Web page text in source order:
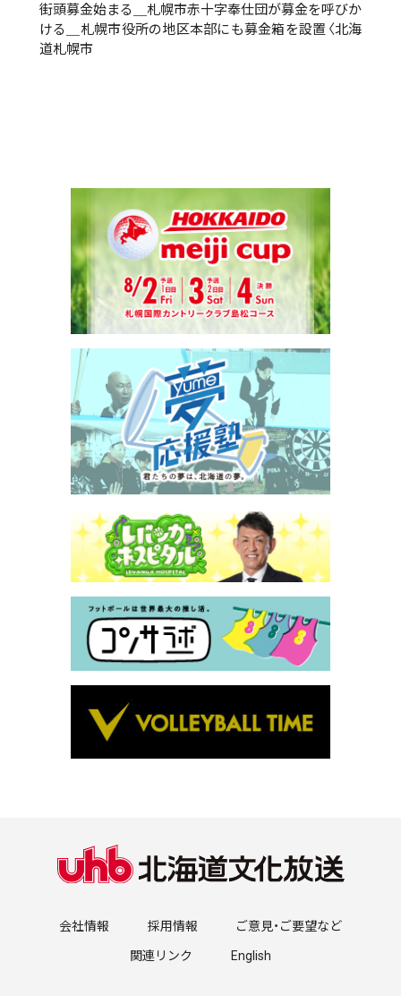
街頭募金始まる＿札幌市赤十字奉仕団が募金を呼びか
ける＿札幌市役所の地区本部にも募金箱を設置〈北海
道札幌市
会社情報 採用情報 ご意見・ご要望など
関連リンク English